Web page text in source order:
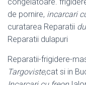
de pornire, incarcari
curatarea Reparatii
Reparatii dulapuri
Reparatii-frigidere-
Targoviste,cat si in